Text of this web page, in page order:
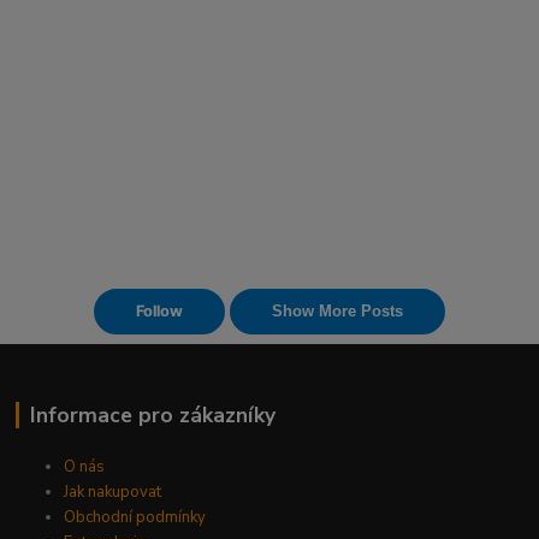
Informace pro zákazníky
O nás
Jak nakupovat
Obchodní podmínky